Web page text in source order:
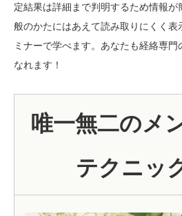
定結果は詳細まで判明するため情報
般のかたにはあえて読み取りにくく表
ミナーで学べます。あなたも経絡専
なれます！
唯一無二のメ
テクニッ